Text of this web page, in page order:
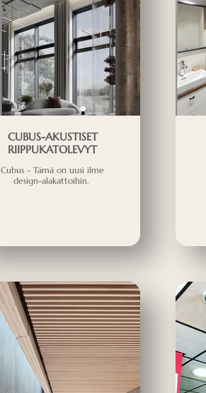
CUBUS-AKUSTISET
RIIPPUKATOLEVYT
Cubus - Tämä on uusi ilme
design-alakattoihin.